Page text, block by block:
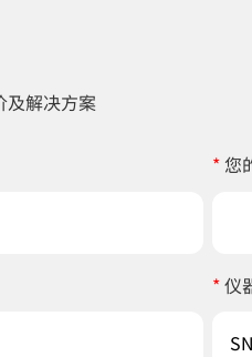
及解决方案
*您
*仪